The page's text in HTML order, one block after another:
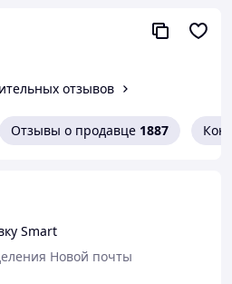
отзывов
Отзывы о продавце 1887
Smart
Новой почты